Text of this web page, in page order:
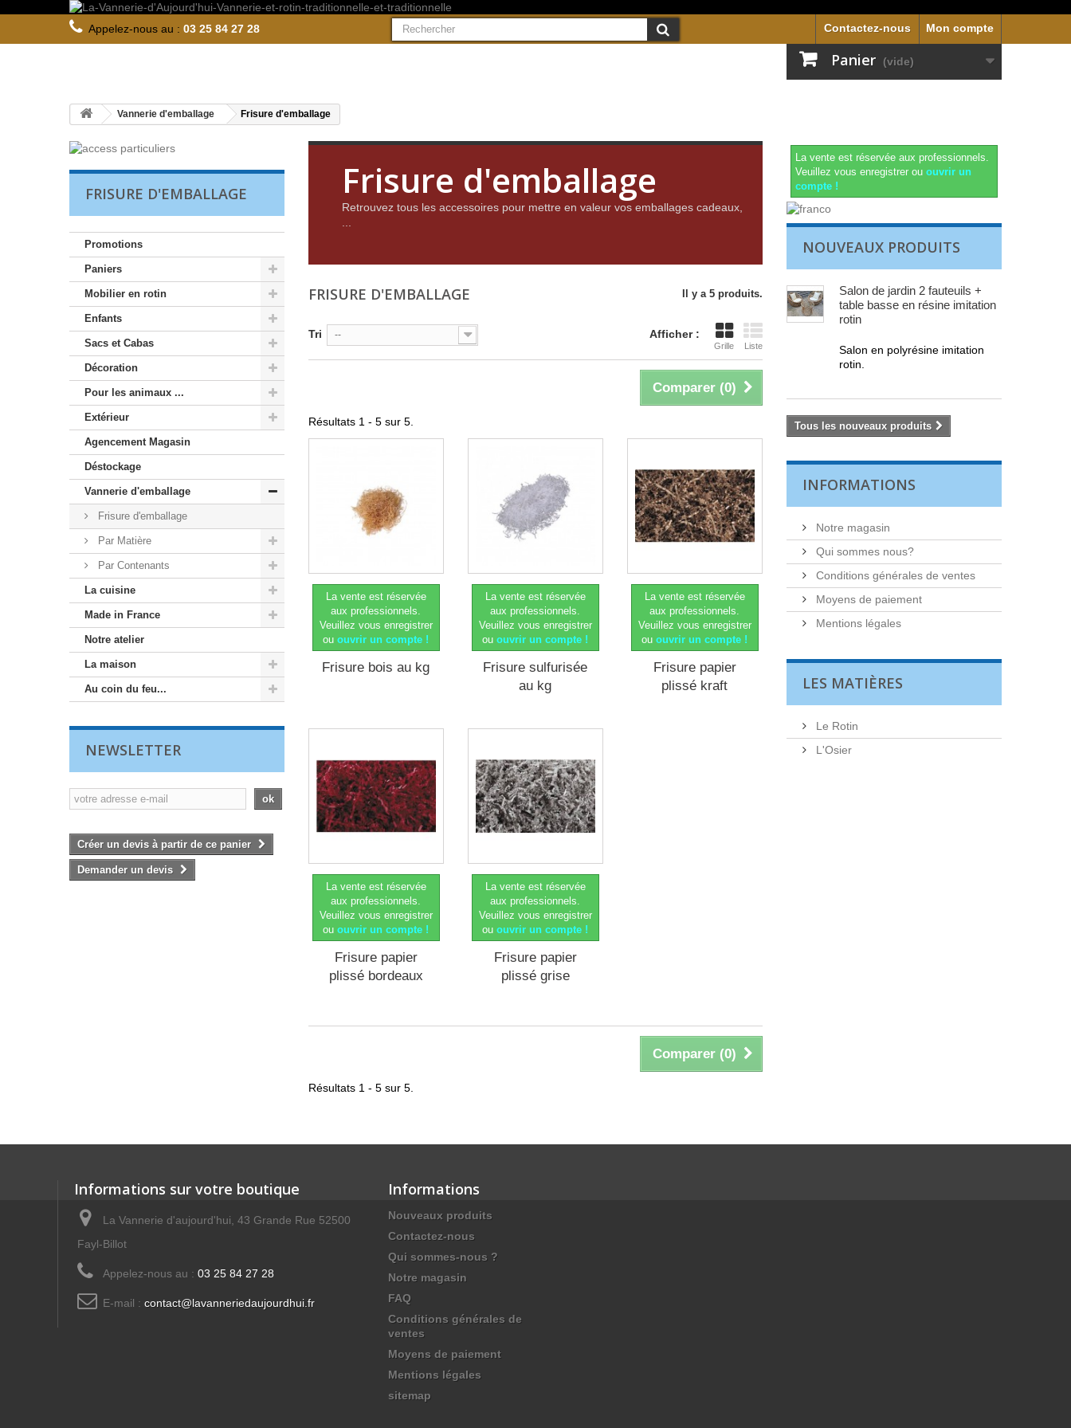
Mon compte
Contactez-nous
Appelez-nous au : 03 25 84 27 28
Panier (vide)
Vannerie d'emballage Frisure d'emballage
FRISURE D'EMBALLAGE
Promotions
Paniers
Mobilier en rotin
Enfants
Sacs et Cabas
Décoration
Pour les animaux ...
Extérieur
Agencement Magasin
Déstockage
Vannerie d'emballage
Frisure d'emballage
Par Matière
Par Contenants
La cuisine
Made in France
Notre atelier
La maison
Au coin du feu...
NEWSLETTER
ok
Créer un devis à partir de ce panier
Demander un devis
Frisure d'emballage
Retrouvez tous les accessoires pour mettre en valeur vos emballages cadeaux,
FRISURE D'EMBALLAGE Il y a 5 produits.
Afficher :
Grille Liste
Tri --
Comparer (0)
Résultats 1 - 5 sur 5.
La vente est réservée
aux professionnels.
Veuillez vous enregistrer
ou ouvrir un compte !
Frisure bois au kg
La vente est réservée
aux professionnels.
Veuillez vous enregistrer
ou ouvrir un compte !
Frisure sulfurisée
au kg
La vente est réservée
aux professionnels.
Veuillez vous enregistrer
ou ouvrir un compte !
Frisure papier
plissé kraft
La vente est réservée
aux professionnels.
Veuillez vous enregistrer
ou ouvrir un compte !
Frisure papier
plissé bordeaux
La vente est réservée
aux professionnels.
Veuillez vous enregistrer
ou ouvrir un compte !
Frisure papier
plissé grise
Comparer (0)
Résultats 1 - 5 sur 5.
La vente est réservée aux professionnels.
Veuillez vous enregistrer ou ouvrir un
compte !
NOUVEAUX PRODUITS
Salon de jardin 2 fauteuils +
table basse en résine imitation
rotin
Salon en polyrésine imitation
rotin.
Tous les nouveaux produits
INFORMATIONS
Notre magasin
Qui sommes nous?
Conditions générales de ventes
Moyens de paiement
Mentions légales
LES MATIÈRES
Le Rotin
L'Osier
Informations sur votre boutique
La Vannerie d'aujourd'hui, 43 Grande Rue 52500
Fayl-Billot
Appelez-nous au : 03 25 84 27 28
E-mail : contact@lavanneriedaujourdhui.fr
Informations
Nouveaux produits
Contactez-nous
Qui sommes-nous ?
Notre magasin
FAQ
Conditions générales de
ventes
Moyens de paiement
Mentions légales
sitemap